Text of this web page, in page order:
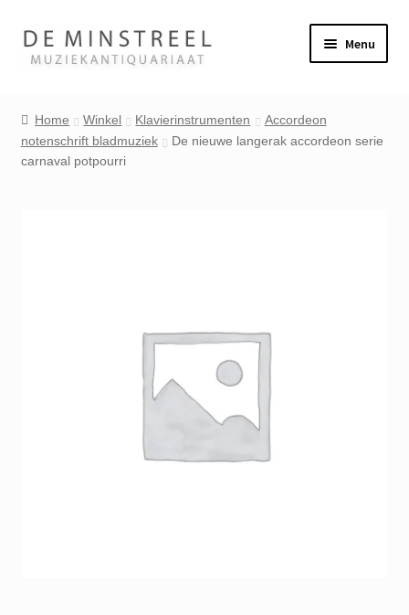
Ga
door
Ga
naar
Menu
Contact
Home Winkel Klavierinstrumenten
Accordeon
notenschrift bladmuziek
De nieuwe langerak accordeon serie
carnaval potpourri